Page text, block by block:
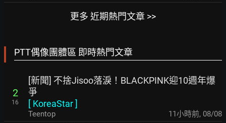
更多 近期熱門文章 >>
PTT偶像團體區 即時熱門文章
2
16
[新聞] 不捨Jisoo落淚！BLACKPINK迎10週年爆
爭
[ KoreaStar]
Teentop 11小時前, 08/08